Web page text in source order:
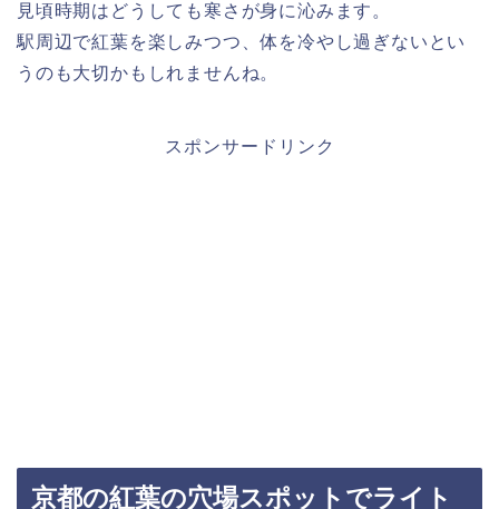
見頃時期はどうしても寒さが身に沁みます。
駅周辺で紅葉を楽しみつつ、体を冷やし過ぎないとい
うのも大切かもしれませんね。
スポンサードリンク
京都の紅葉の穴場スポットでライト